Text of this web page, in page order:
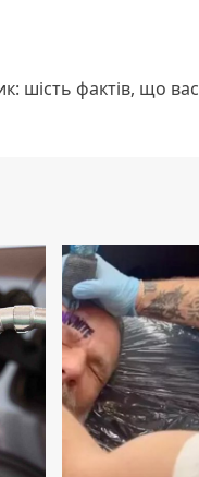
шість фактів, що вас